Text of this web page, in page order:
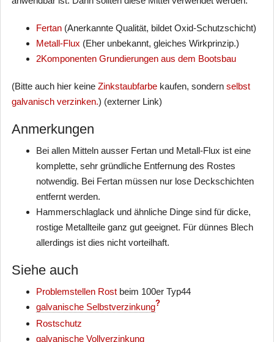
Fertan (Anerkannte Qualität, bildet Oxid-Schutzschicht)
Metall-Flux (Eher unbekannt, gleiches Wirkprinzip.)
2Komponenten Grundierungen aus dem Bootsbau
(Bitte auch hier keine Zinkstaubfarbe kaufen, sondern selbst
galvanisch verzinken.) (externer Link)
Anmerkungen
Bei allen Mitteln ausser Fertan und Metall-Flux ist eine
komplette, sehr gründliche Entfernung des Rostes
notwendig. Bei Fertan müssen nur lose Deckschichten
entfernt werden.
Hammerschlaglack und ähnliche Dinge sind für dicke,
rostige Metallteile ganz gut geeignet. Für dünnes Blech
allerdings ist dies nicht vorteilhaft.
Siehe auch
Problemstellen Rost beim 100er Typ44
galvanische Selbstverzinkung?
Rostschutz
galvanische Vollverzinkung